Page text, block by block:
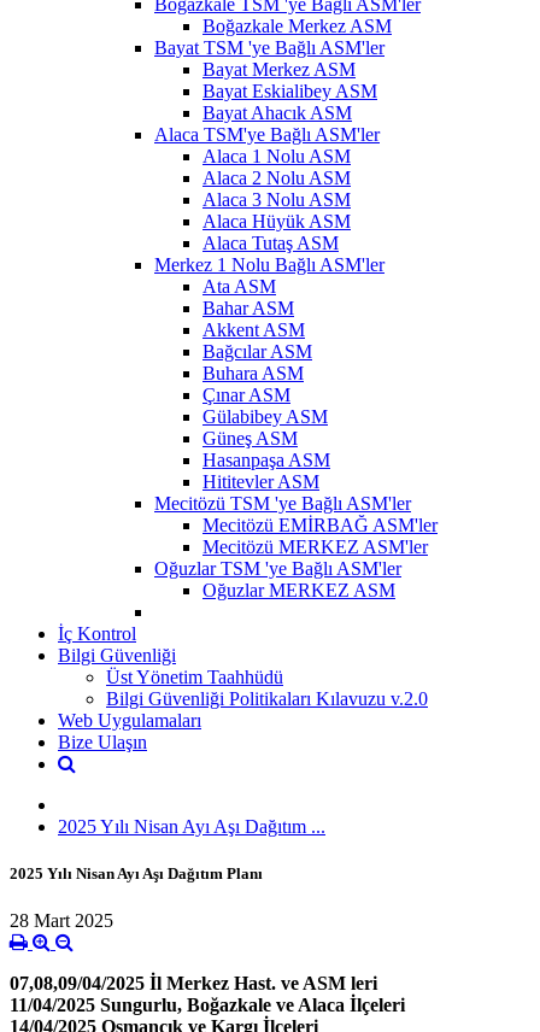
Boğazkale Merkez ASM
Bayat TSM 'ye Bağlı ASM'ler
Bayat Merkez ASM
Bayat Eskialibey ASM
Bayat Ahacık ASM
Alaca TSM'ye Bağlı ASM'ler
Alaca 1 Nolu ASM
Alaca 2 Nolu ASM
Alaca 3 Nolu ASM
Alaca Hüyük ASM
Alaca Tutaş ASM
Merkez 1 Nolu Bağlı ASM'ler
Ata ASM
Bahar ASM
Akkent ASM
Bağcılar ASM
Buhara ASM
Çınar ASM
Gülabibey ASM
Güneş ASM
Hasanpaşa ASM
Hititevler ASM
Mecitözü TSM 'ye Bağlı ASM'ler
Mecitözü EMİRBAĞ ASM'ler
Mecitözü MERKEZ ASM'ler
Oğuzlar TSM 'ye Bağlı ASM'ler
Oğuzlar MERKEZ ASM
İç Kontrol
Bilgi Güvenliği
Üst Yönetim Taahhüdü
Bilgi Güvenliği Politikaları Kılavuzu v.2.0
Web Uygulamaları
Bize Ulaşın
2025 Yılı Nisan Ayı Aşı Dağıtım ...
2025 Yılı Nisan Ayı Aşı Dağıtım Planı
28 Mart 2025
07,08,09/04/2025 İl Merkez Hast. ve ASM leri
11/04/2025 Sungurlu, Boğazkale ve Alaca İlçeleri
14/04/2025 Osmancık ve Kargı İlçeleri